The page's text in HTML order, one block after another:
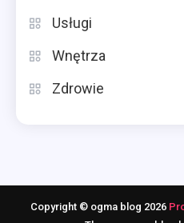
Usługi
Wnętrza
Zdrowie
Copyright © ogma blog 2026